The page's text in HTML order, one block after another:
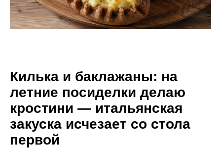
Килька и баклажаны: на
летние посиделки делаю
кростини — итальянская
закуска исчезает со стола
первой